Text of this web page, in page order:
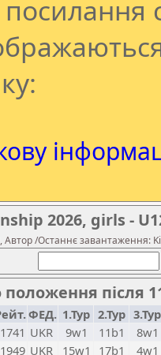
2026, girls -
/Останнє завантаження:
після
ФЕД. 1.Тур 2.Тур 3.Тур
1741 UKR 9w1 11b1
8w1
1949 UKR 15w1 17b1
4w1